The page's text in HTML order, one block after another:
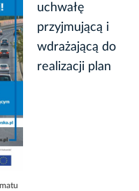
uchwałę
przyjmującą i
wdrażającą do
realizacji plan